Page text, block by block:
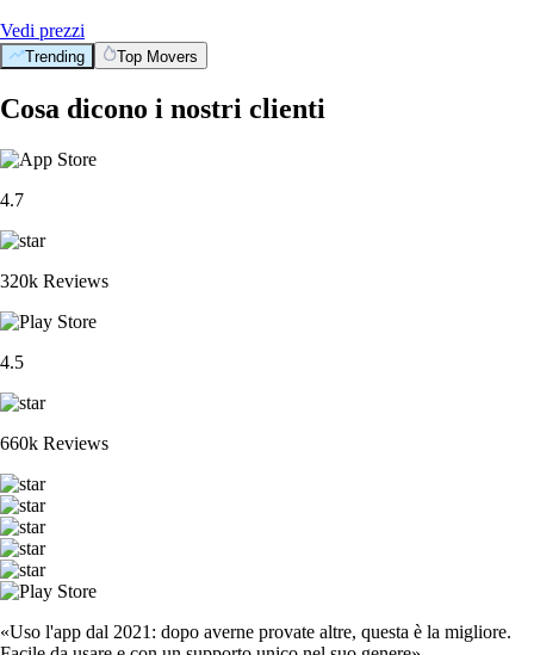
Vedi prezzi
Trending Top Movers
Cosa dicono i nostri clienti
4.7
320k Reviews
4.5
660k Reviews
«Uso l'app dal 2021: dopo averne provate altre, questa è la migliore.